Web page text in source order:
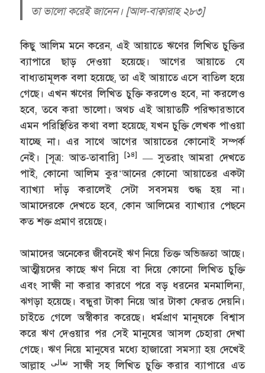
তা ভালো করেই জানেন। [আল-বাক্বারাহ ২৮৩]
কিছু আলিম মনে করেন, এই আয়াতে ঋণের লিখিত চুক্তির
ব্যাপারে ছাড় দেওয়া হয়েছে। আগের আয়াতে যে
বাধ্যতামূলক বলা হয়েছে, তা এই আয়াতে এসে বাতিল হয়ে
গেছে। এখন ঋণের লিখিত চুক্তি করলেও হবে, না করলেও
হবে, তবে করা ভালো। অথচ এই আয়াতটি পরিষ্কারভাবে
এমন পরিস্থিতির কথা বলা হয়েছে, যখন চুক্তি লেখক পাওয়া
যাচ্ছে না। এর সাথে আগের আয়াতের কোনোই সম্পর্ক
নেই। [সূত্র: আত-তাবারি]
[১৪]
— সুতরাং আমরা দেখতে
পাই, কোনো আলিম কুর‘আনের কোনো আয়াতের একটা
ব্যাখ্যা দাঁড় করালেই সেটা সবসময় শুদ্ধ হয় না।
আমাদেরকে দেখতে হবে, কোন আলিমের ব্যাখ্যার পেছনে
কত শক্ত প্রমাণ রয়েছে।
আমাদের অনেকের জীবনেই ঋণ নিয়ে তিক্ত অভিজ্ঞতা আছে।
আত্মীয়দের কাছে ঋণ নিয়ে বা দিয়ে কোনো লিখিত চুক্তি
এবং সাক্ষী না করার কারণে পরে বড় ধরনের মনমালিন্য,
ঝগড়া হয়েছে। বন্ধুরা টাকা নিয়ে আর টাকা ফেরত দেয়নি।
চাইতে গেলে অস্বীকার করেছে। ধর্মপ্রাণ মানুষকে বিশ্বাস
করে ঋণ দেওয়ার পর সেই মানুষের আসল চেহারা দেখা
গেছে। ঋণ নিয়ে মানুষের মধ্যে হাজারো সমস্যা হয় দেখেই
আল্লাহ تعالىসাক্ষী সহ লিখিত চুক্তি করার ব্যাপারে এত